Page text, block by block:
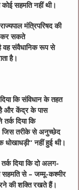
सहमति नहीं थी।
मंत्रिपरिषद की
कर सकते
वह संवैधानिक रूप से
है।
कि संविधान के तहत
है और केंद्र के पास
दिया कि
जिस तरीके से अनुच्छेद
धोखाधड़ी” नहीं हुई थी।
दिया कि दो अलग-
सहमति से – जम्मू-कश्मीर
की शक्ति रखते हैं।